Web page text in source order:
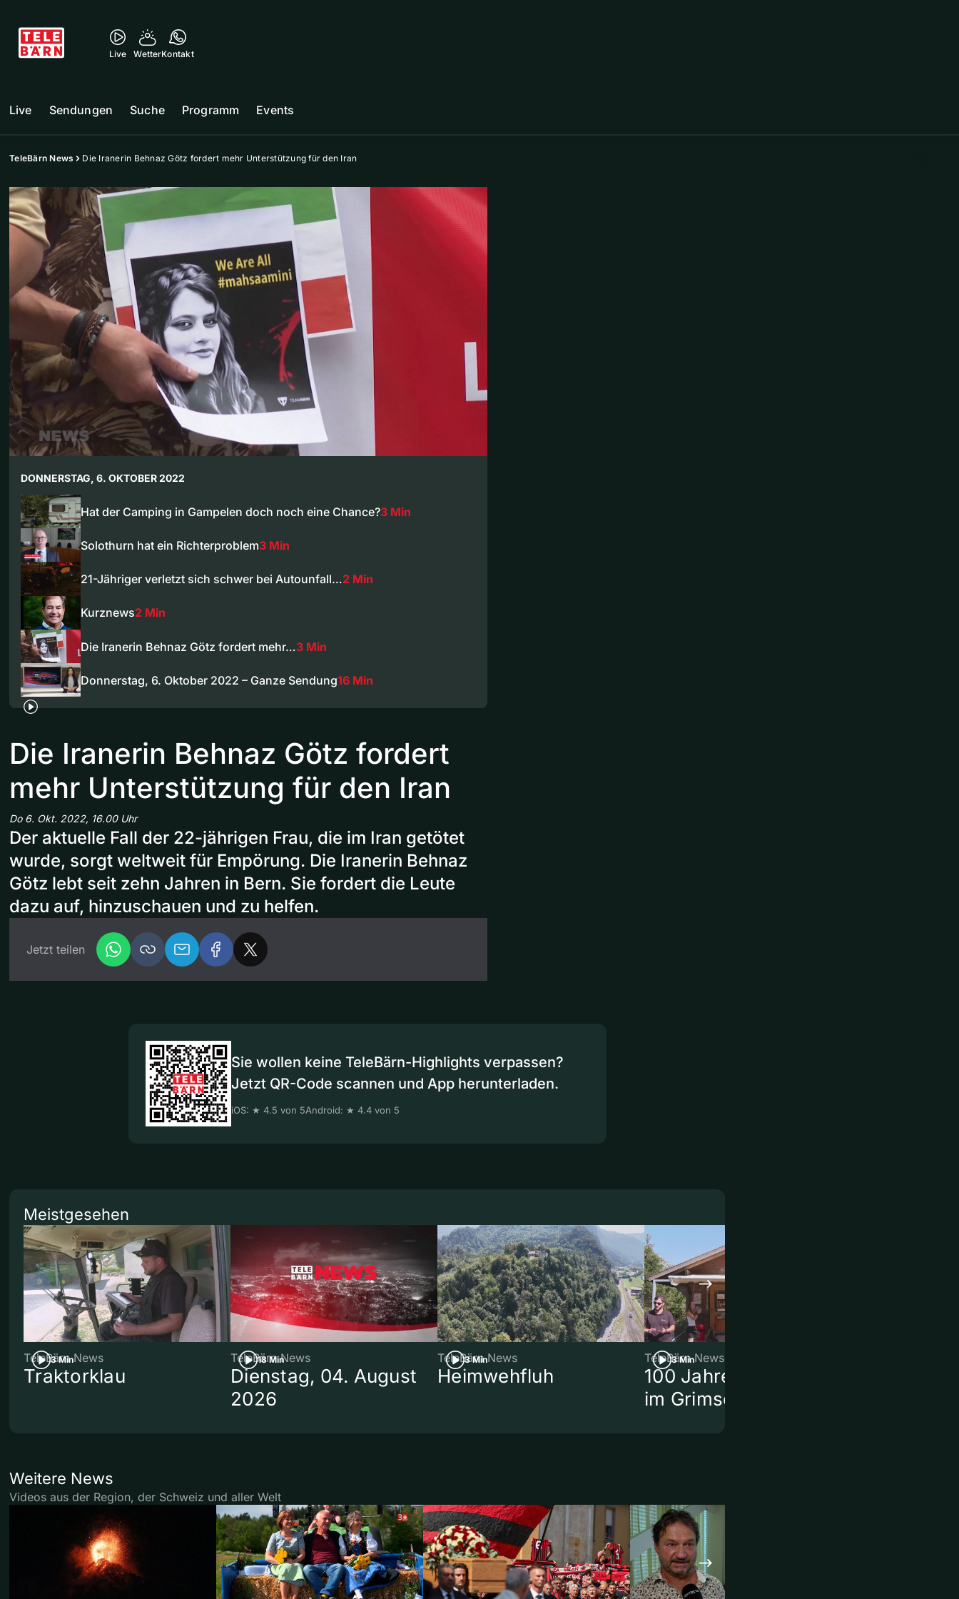
Live WetterKontakt
Live Sendungen Suche Programm Events
TeleBärn News Die Iranerin Behnaz Götz fordert mehr Unterstützung für den Iran
DONNERSTAG, 6. OKTOBER 2022
Hat der Camping in Gampelen doch noch eine Chance?3 Min
Solothurn hat ein Richterproblem3 Min
21-Jähriger verletzt sich schwer bei Autounfall…2 Min
Kurznews2 Min
Die Iranerin Behnaz Götz fordert mehr…3 Min
Donnerstag, 6. Oktober 2022 – Ganze Sendung16 Min
Die Iranerin Behnaz Götz fordert
mehr Unterstützung für den Iran
Do 6. Okt. 2022, 16.00 Uhr
Der aktuelle Fall der 22-jährigen Frau, die im Iran getötet
wurde, sorgt weltweit für Empörung. Die Iranerin Behnaz
Götz lebt seit zehn Jahren in Bern. Sie fordert die Leute
dazu auf, hinzuschauen und zu helfen.
Jetzt teilen
Sie wollen keine TeleBärn-Highlights verpassen?
Jetzt QR-Code scannen und App herunterladen.
iOS: ★ 4.5 von 5Android: ★ 4.4 von 5
Meistgesehen
3 Min
TeleBärn News
Traktorklau
18 Min
TeleBärn News
Dienstag, 04. August
2026
3 Min
TeleBärn News
Heimwehfluh
3 Min
TeleBärn News
100 Jahre Gelmerbahn
im Grimselgebiet
Weitere News
Videos aus der Region, der Schweiz und aller Welt